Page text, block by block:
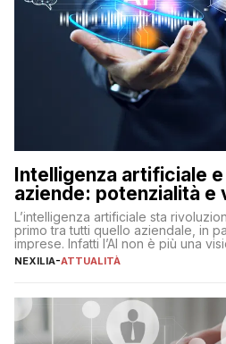
Intelligenza artificiale
aziende: potenzialità e
L’intelligenza artificiale sta
primo tra tutti quello aziendale, in
imprese. Infatti l’AI non è più una
realtà operativa che sta portando a
operazioni, bensì comporta […]
NEXILIA-ATTUALITÀ